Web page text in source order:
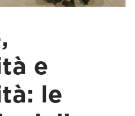
e
le